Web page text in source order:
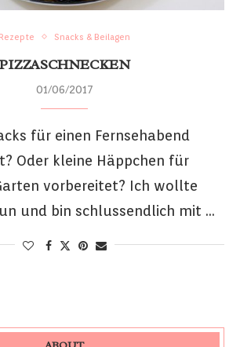
Rezepte Snacks & Beilagen
PIZZASCHNECKEN
01/06/2017
für einen Fernsehabend
Oder kleine Häppchen für
vorbereitet? Ich wollte
und bin schlussendlich mit …